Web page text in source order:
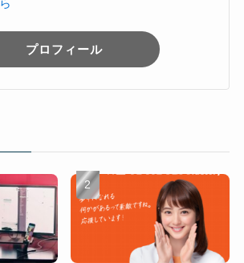
プロフィール